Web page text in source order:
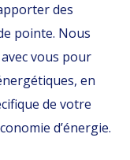
des
pointe. Nous
vous pour
en
de votre
d’énergie.